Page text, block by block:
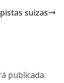
suizas
publicada.